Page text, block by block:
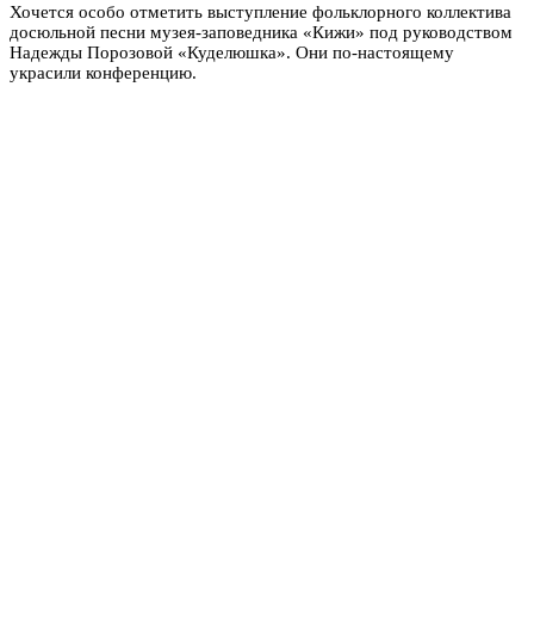
Хочется особо отметить выступление фольклорного коллектива
досюльной песни музея-заповедника «Кижи» под руководством
Надежды Порозовой «Куделюшка». Они по-настоящему
украсили конференцию.